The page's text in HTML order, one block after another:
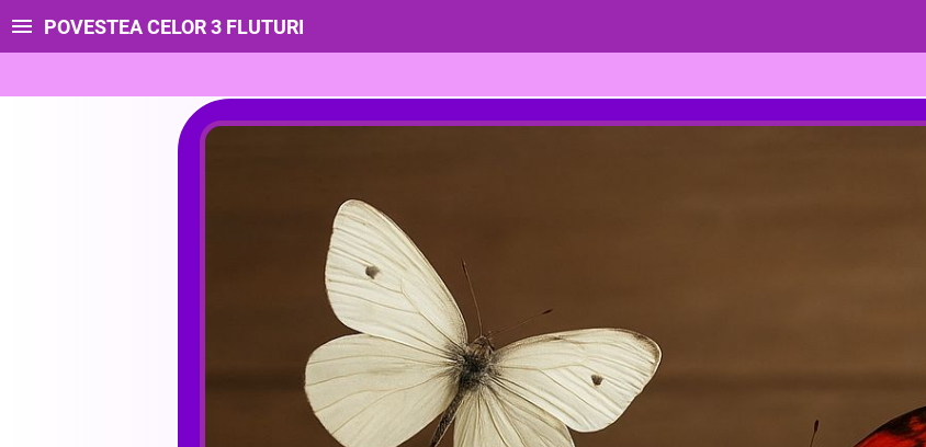
POVESTEA CELOR 3 FLUTURI